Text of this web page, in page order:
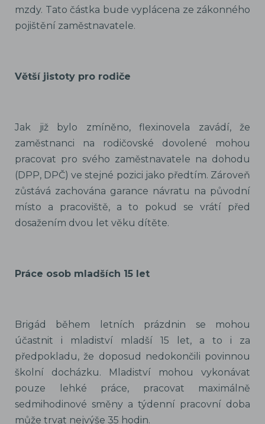
mzdy. Tato částka bude vyplácena ze zákonného
pojištění zaměstnavatele.
Větší jistoty pro rodiče
Jak již bylo zmíněno, flexinovela zavádí, že
zaměstnanci na rodičovské dovolené mohou
pracovat pro svého zaměstnavatele na dohodu
(DPP, DPČ) ve stejné pozici jako předtím. Zároveň
zůstává zachována garance návratu na původní
místo a pracoviště, a to pokud se vrátí před
dosažením dvou let věku dítěte.
Práce osob mladších 15 let
Brigád během letních prázdnin se mohou
účastnit i mladiství mladší 15 let, a to i za
předpokladu, že doposud nedokončili povinnou
školní docházku. Mladiství mohou vykonávat
pouze lehké práce, pracovat maximálně
sedmihodinové směny a týdenní pracovní doba
může trvat nejvýše 35 hodin.